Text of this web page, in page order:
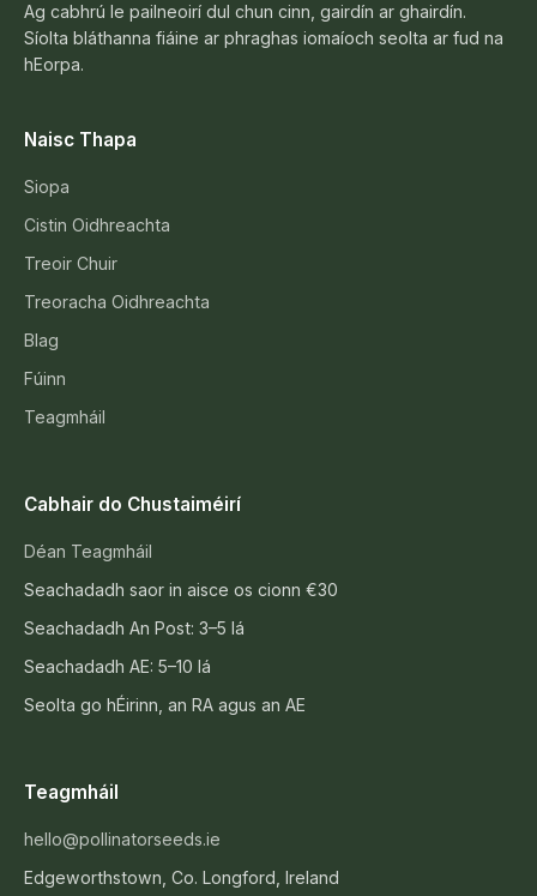
Ag cabhrú le pailneoirí dul chun cinn, gairdín ar ghairdín.
Síolta bláthanna fiáine ar phraghas iomaíoch seolta ar fud na
hEorpa.
Naisc Thapa
Siopa
Cistin Oidhreachta
Treoir Chuir
Treoracha Oidhreachta
Blag
Fúinn
Teagmháil
Cabhair do Chustaiméirí
Déan Teagmháil
Seachadadh saor in aisce os cionn €30
Seachadadh An Post: 3–5 lá
Seachadadh AE: 5–10 lá
Seolta go hÉirinn, an RA agus an AE
Teagmháil
hello@pollinatorseeds.ie
Edgeworthstown, Co. Longford, Ireland